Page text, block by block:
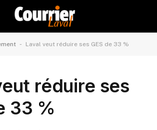
- Laval veut réduire ses GES de 33 %
réduire ses
33 %